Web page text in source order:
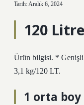
Tarih: Aralık 6, 2024
120
Ürün bilgisi. *
3,1 kg/120 LT.
1 orta